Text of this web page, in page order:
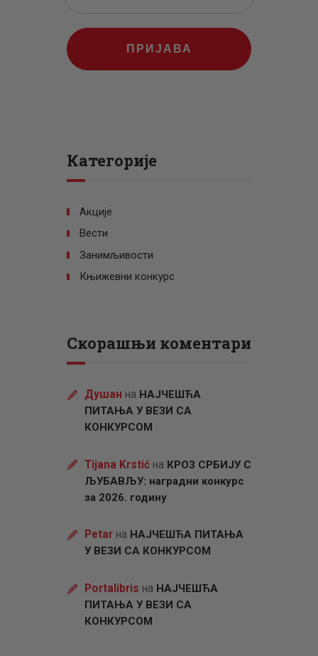
ПРИЈАВА
Категорије
Акције
Вести
Занимљивости
Књижевни конкурс
Скорашњи коментари
Душан на НАЈЧЕШЋА
ПИТАЊА У ВЕЗИ СА
КОНКУРСОМ
Tijana Krstićна КРОЗ СРБИЈУ С
ЉУБАВЉУ: наградни конкурс
за 2026. годину
Petarна НАЈЧЕШЋА ПИТАЊА
У ВЕЗИ СА КОНКУРСОМ
Portalibris на НАЈЧЕШЋА
ПИТАЊА У ВЕЗИ СА
КОНКУРСОМ